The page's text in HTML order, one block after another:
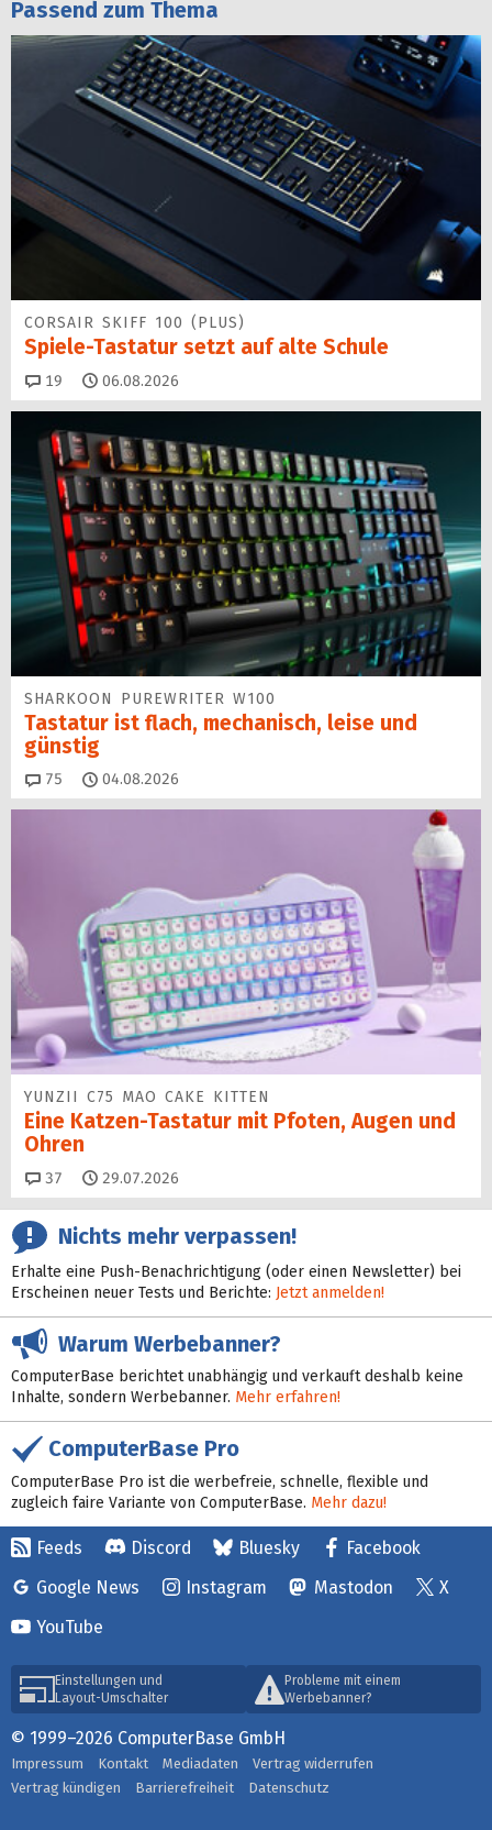
Passend zum Thema
CORSAIR SKIFF 100 (PLUS)
Spiele-Tastatur setzt auf alte Schule
19 Kommentare
06.08.2026
SHARKOON PUREWRITER W100
Tastatur ist flach, mechanisch, leise und
günstig
75 Kommentare
04.08.2026
YUNZII C75 MAO CAKE KITTEN
Eine Katzen-Tastatur mit Pfoten, Augen und
Ohren
37 Kommentare
29.07.2026
Nichts mehr verpassen!
Erhalte eine Push-Benachrichtigung (oder einen Newsletter) bei
Erscheinen neuer Tests und Berichte: Jetzt anmelden!
Warum Werbebanner?
ComputerBase berichtet unabhängig und verkauft deshalb keine
Inhalte, sondern Werbebanner. Mehr erfahren!
ComputerBase Pro
ComputerBase Pro ist die werbefreie, schnelle, flexible und
zugleich faire Variante von ComputerBase. Mehr dazu!
Feeds Discord Bluesky
Facebook
Google News
Instagram Mastodon
X
YouTube
Einstellungen und
Layout-Umschalter
Probleme mit einem
Werbebanner?
© 1999–2026 ComputerBase GmbH
Impressum Kontakt Mediadaten
Vertrag widerrufen
Vertrag kündigen
Barrierefreiheit Datenschutz